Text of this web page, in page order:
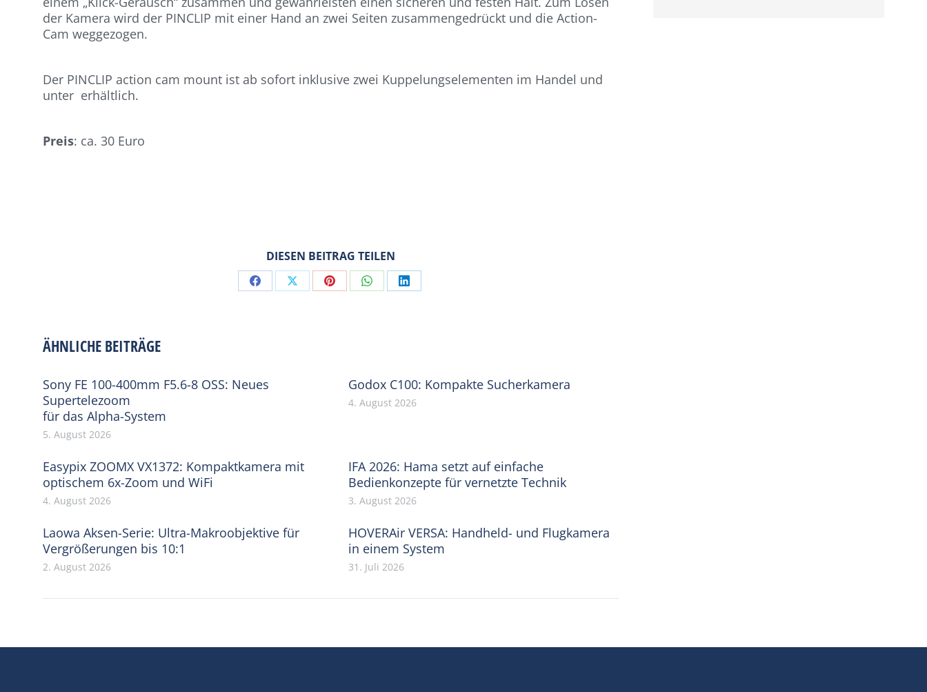
der Kamera wird der PINCLIP mit einer Hand an zwei Seiten zusammengedrückt und die Action-
Cam weggezogen.
Der PINCLIP action cam mount ist ab sofort inklusive zwei Kuppelungselementen im Handel und
unter erhältlich.
Preis: ca. 30 Euro
DIESEN BEITRAG TEILEN
Share Share Share Share Share
ÄHNLICHE BEITRÄGE
Sony FE 100-400mm F5.6-8 OSS: Neues
Supertelezoom
für das Alpha-System
5. August 2026
Godox C100: Kompakte Sucherkamera
4. August 2026
Easypix ZOOMX VX1372: Kompaktkamera mit
optischem 6x-Zoom und WiFi
4. August 2026
IFA 2026: Hama setzt auf einfache
Bedienkonzepte für vernetzte Technik
3. August 2026
Laowa Aksen-Serie: Ultra-Makroobjektive für
Vergrößerungen bis 10:1
2. August 2026
HOVERAir VERSA: Handheld- und Flugkamera
in einem System
31. Juli 2026